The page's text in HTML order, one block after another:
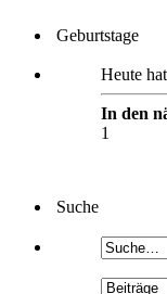
Geburtstage
Heute
In den
1
Suche